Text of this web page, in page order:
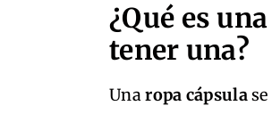
¿Qué es
tener una?
Unaropa cápsulase